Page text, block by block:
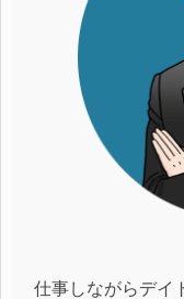
仕事しながらデイ